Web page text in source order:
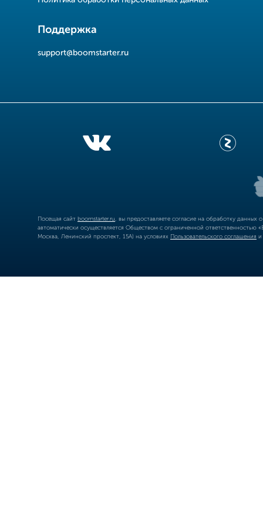
Поддержка
support@boomstarter.ru
Посещая сайт boomstarter.ru , вы предоставляете согласие на обработку
автоматически осуществляется Обществом с ограниченной
Москва, Ленинский проспект, 15А) на условиях Пользовательского соглашения и